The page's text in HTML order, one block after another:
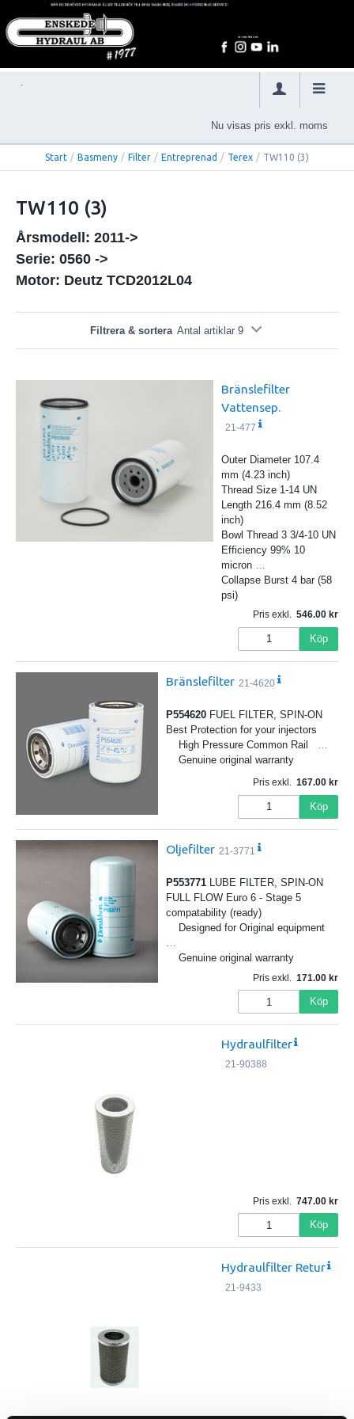
Nu visas pris exkl. moms
Start / Basmeny / Filter / Entreprenad / Terex / TW110 (3)
TW110 (3)
Årsmodell: 2011->
Serie: 0560 ->
Motor: Deutz TCD2012L04
Filtrera & sortera Antal artiklar 9
Bränslefilter
Vattensep.
21-477
Outer Diameter 107.4
mm (4.23 inch)
Thread Size 1-14 UN
Length 216.4 mm (8.52
inch)
Bowl Thread 3 3/4-10 UN
Efficiency 99% 10
micron
Collapse Burst 4 bar (58
psi)
Pris exkl. 546.00
Köp
Bränslefilter 21-4620
P554620FUEL FILTER, SPIN-ON
Best Protection for your injectors
High Pressure Common Rail …
Genuine original warranty
Pris exkl. 167.00
Köp
Oljefilter 21-3771
P553771LUBE FILTER, SPIN-ON
FULL FLOW Euro 6 - Stage 5
compatability (ready)
Designed for Original equipment
…
Genuine original warranty
Pris exkl. 171.00
Köp
Hydraulfilter
21-90388
Pris exkl. 747.00
Köp
Hydraulfilter Retur
21-9433